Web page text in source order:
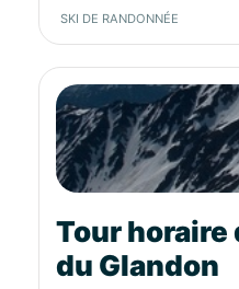
SKI DE RANDONNÉE
Tour horaire
du Glandon